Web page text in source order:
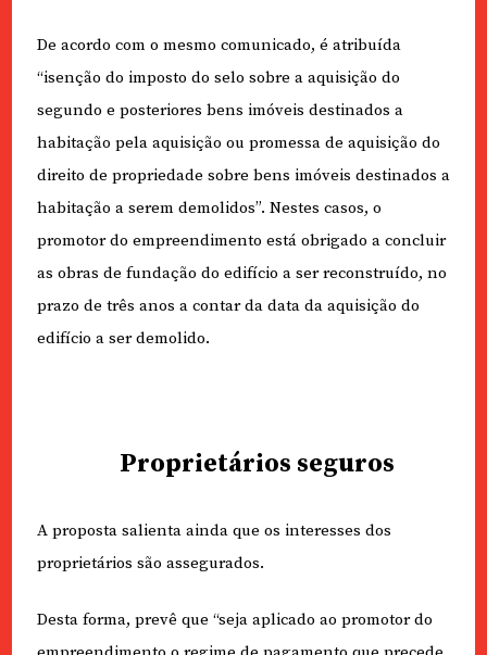
De acordo com o mesmo comunicado, é atribuída
“isenção do imposto do selo sobre a aquisição do
segundo e posteriores bens imóveis destinados a
habitação pela aquisição ou promessa de aquisição do
direito de propriedade sobre bens imóveis destinados a
habitação a serem demolidos”. Nestes casos, o
promotor do empreendimento está obrigado a concluir
as obras de fundação do edifício a ser reconstruído, no
prazo de três anos a contar da data da aquisição do
edifício a ser demolido.
Proprietários seguros
A proposta salienta ainda que os interesses dos
proprietários são assegurados.
Desta forma, prevê que “seja aplicado ao promotor do